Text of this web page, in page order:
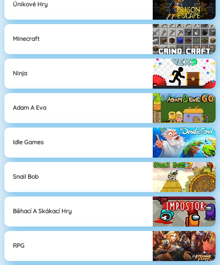
Únikové Hry
Minecraft
Ninja
Adam A Eva
Idle Games
Snail Bob
Běhací A Skákací Hry
RPG